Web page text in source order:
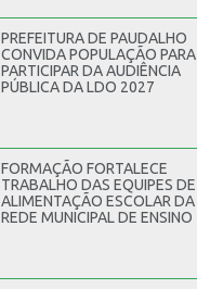
PREFEITURA DE PAUDALHO
CONVIDA POPULAÇÃO PARA
PARTICIPAR DA AUDIÊNCIA
PÚBLICA DA LDO 2027
FORMAÇÃO FORTALECE
TRABALHO DAS EQUIPES DE
ALIMENTAÇÃO ESCOLAR DA
REDE MUNICIPAL DE ENSINO